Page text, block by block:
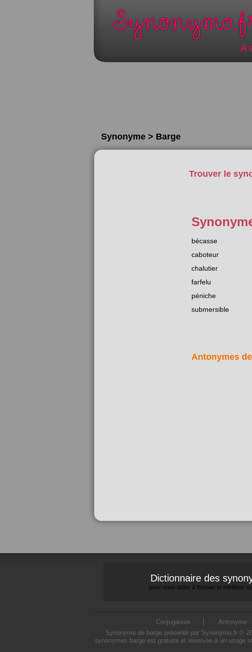
A
Synonyme > Barge
Trouver le
bécasse
caboteur
chalutier
farfelu
péniche
submersible
Antonymes de
Dictionnaire des
pour vous aider à trouver le meilleur
Conjugaison Antonyme
Synonyme de barge présenté par Synonymo.fr ©
synonymes barge est gratuite et réservée à un usage